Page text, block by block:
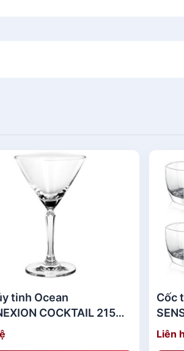
tinh Ocean
COCKTAIL 215ML
Cocktail
Cốc
Liên